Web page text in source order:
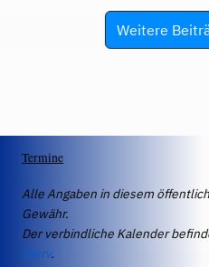
Weitere
Termine
Alle Angaben in diesem
Gewähr.
Der verbindliche Kalender
IServ.